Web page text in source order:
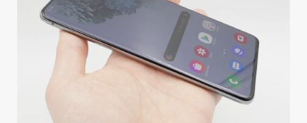
VAIHDA TEEMA
HAKU